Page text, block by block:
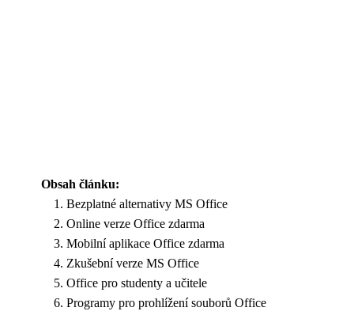
Obsah článku:
Bezplatné alternativy MS Office
Online verze Office zdarma
Mobilní aplikace Office zdarma
Zkušební verze MS Office
Office pro studenty a učitele
Programy pro prohlížení souborů Office